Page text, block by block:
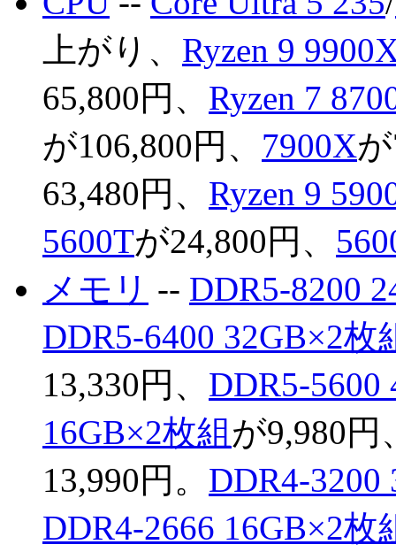
上がり、 Ryzen 9
65,800円、 Ryzen 7
が106,800円、 7900X
63,480円、 Ryzen 9
5600Tが24,800円、
メモリ -- DDR5-8200
DDR5-6400 32GB×2枚
13,330円、 DDR5-5600
16GB×2枚組が9,980円
13,990円。 DDR4-3200
DDR4-2666 16GB×2枚